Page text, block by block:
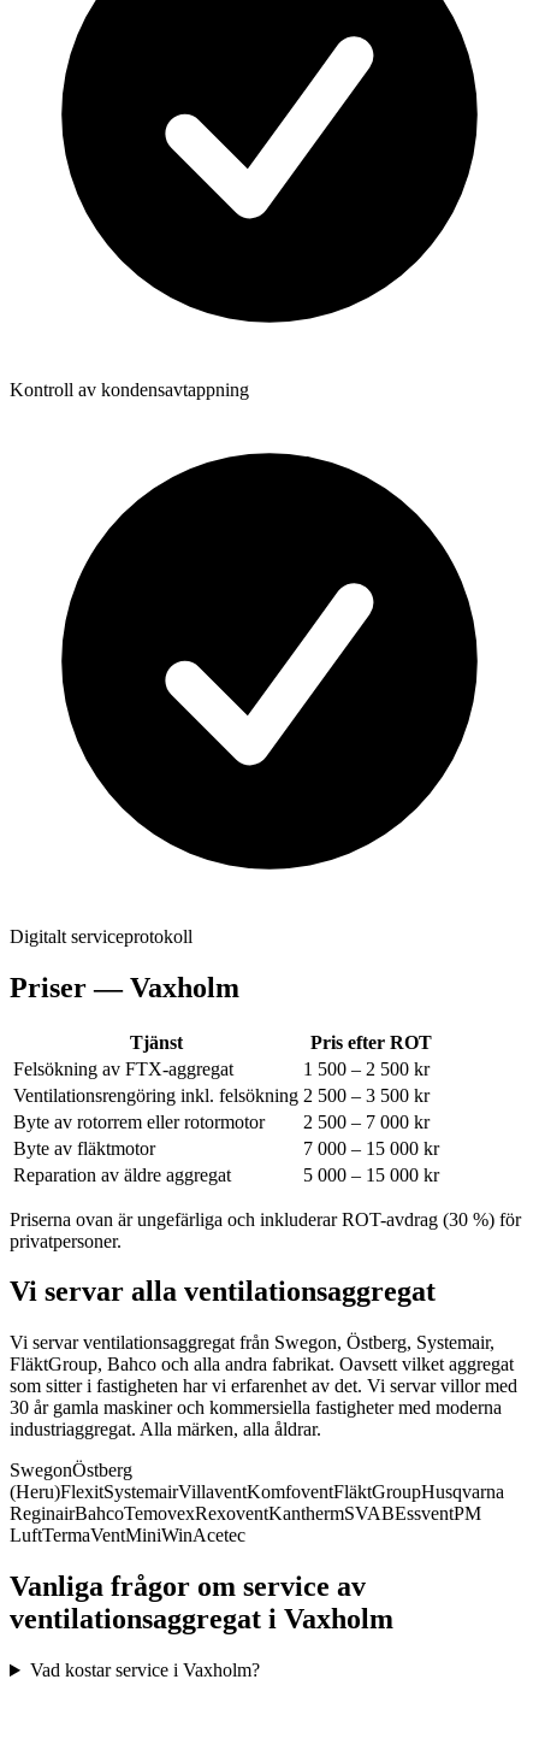
Kontroll av kondensavtappning
Digitalt serviceprotokoll
Priser —Vaxholm
Tjänst
Pris efter ROT
Felsökning av FTX-aggregat
1 500 – 2 500 kr
Ventilationsrengöring inkl. felsökning 2 500 – 3 500 kr
Byte av rotorrem eller rotormotor
2 500 – 7 000 kr
Byte av fläktmotor
7 000 – 15 000 kr
Reparation av äldre aggregat
5 000 – 15 000 kr
Priserna ovan är ungefärliga och inkluderar ROT-avdrag (30 %) för
privatpersoner.
Vi servar alla ventilationsaggregat
Vi servar ventilationsaggregat från Swegon, Östberg, Systemair,
FläktGroup, Bahco och alla andra fabrikat. Oavsett vilket aggregat
som sitter i fastigheten har vi erfarenhet av det. Vi servar villor med
30 år gamla maskiner och kommersiella fastigheter med moderna
industriaggregat. Alla märken, alla åldrar.
SwegonÖstberg
(Heru)FlexitSystemairVillaventKomfoventFläktGroupHusqvarna
ReginairBahcoTemovexRexoventKanthermSVABEssventPM
LuftTermaVentMiniWinAcetec
Vanliga frågor om service av
ventilationsaggregat i Vaxholm
Vad kostar service i Vaxholm?